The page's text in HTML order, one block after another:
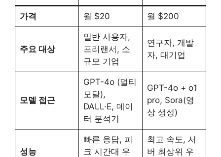
가격 월 $20 월 $200
주요 대상
일반 사용자,
프리랜서, 소
규모 기업
연구자, 개발
자, 대기업
모델 접근
GPT-4o (멀티
모달),
DALL·E, 데이
터 분석기
GPT-4o + o1
pro, Sora(영
상 생성)
성능
빠른 응답, 피
크 시간대 우
최고 속도, 서
버 최상위 우